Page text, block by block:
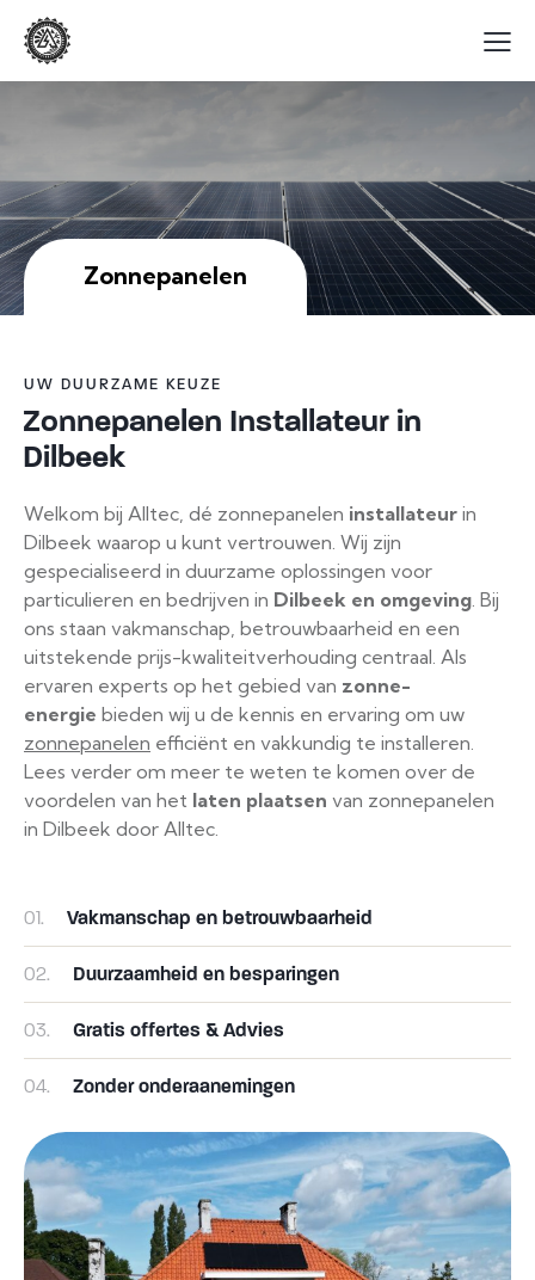
Zonnepanelen
UW DUURZAME KEUZE
Zonnepanelen Installateur in
Dilbeek
Welkom bij Alltec, dé zonnepanelen installateur in
Dilbeek waarop u kunt vertrouwen. Wij zijn
gespecialiseerd in duurzame oplossingen voor
particulieren en bedrijven in Dilbeek en omgeving . Bij
ons staan vakmanschap, betrouwbaarheid en een
uitstekende prijs-kwaliteitverhouding centraal. Als
ervaren experts op het gebied van zonne-
energie bieden wij u de kennis en ervaring om uw
zonnepanelen efficiënt en vakkundig te installeren.
Lees verder om meer te weten te komen over de
voordelen van het laten plaatsen van zonnepanelen
in Dilbeek door Alltec.
01. Vakmanschap en betrouwbaarheid
02. Duurzaamheid en besparingen
03. Gratis offertes & Advies
04. Zonder onderaanemingen